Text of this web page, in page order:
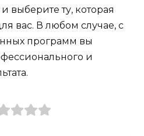
выберите ту, которая
вас. В любом случае, с
программ вы
и